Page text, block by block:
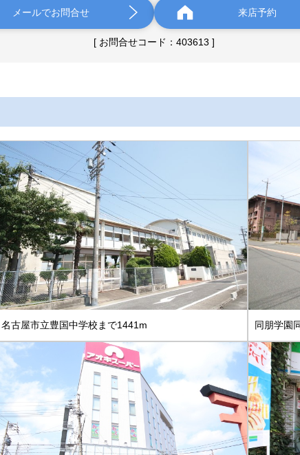
メールでお問合せ 来店予約
[ お問合せコード：403613 ]
名古屋市立豊国中学校まで1441m 同朋学園